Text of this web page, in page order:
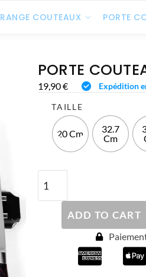
RANGE COUTEAUX PORTE
PORTE
19,90€ Expédition
TAILLE
20 Cm
32.7
Cm
ADD TO CART